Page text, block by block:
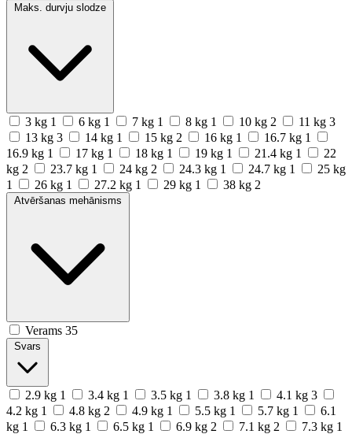
Maks. durvju slodze
3 kg 1 6 kg 1 7 kg 1 8 kg 1 10 kg 2 11 kg 3
13 kg 3 14 kg 1 15 kg 2 16 kg 1 16.7 kg 1
16.9 kg 1 17 kg 1 18 kg 1 19 kg 1 21.4 kg 1
22
kg 2 23.7 kg 1 24 kg 2 24.3 kg 1 24.7 kg 1
25 kg
1
26 kg 1 27.2 kg 1 29 kg 1 38 kg 2
Atvēršanas mehānisms
Verams 35
Svars
2.9 kg 1 3.4 kg 1 3.5 kg 1 3.8 kg 1 4.1 kg 3
4.2 kg 1 4.8 kg 2 4.9 kg 1 5.5 kg 1 5.7 kg 1
6.1
kg 1 6.3 kg 1 6.5 kg 1 6.9 kg 2 7.1 kg 2 7.3 kg 1